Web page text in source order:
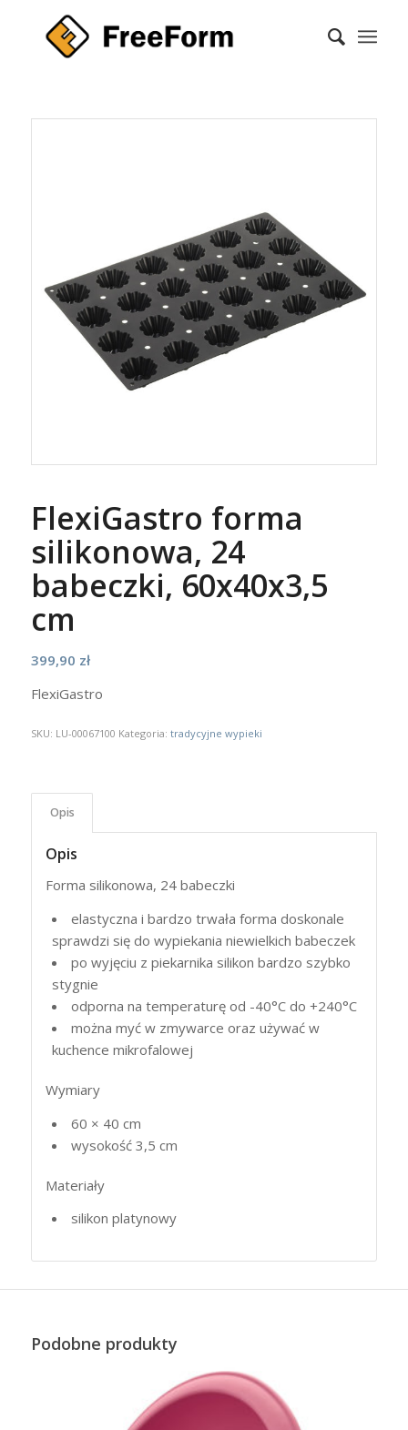
FlexiGastro forma
silikonowa, 24
babeczki, 60x40x3,5
cm
399,90 zł
FlexiGastro
SKU: LU-00067100 Kategoria: tradycyjne wypieki
Opis
Opis
Forma silikonowa, 24 babeczki
elastyczna i bardzo trwała forma doskonale
sprawdzi się do wypiekania niewielkich babeczek
po wyjęciu z piekarnika silikon bardzo szybko
stygnie
odporna na temperaturę od -40°C do +240°C
można myć w zmywarce oraz używać w
kuchence mikrofalowej
Wymiary
60 × 40 cm
wysokość 3,5 cm
Materiały
silikon platynowy
Podobne produkty